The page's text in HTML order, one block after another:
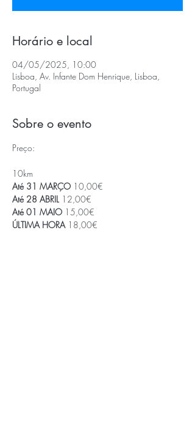
Horário e local
04/05/2025, 10:00
Lisboa, Av. Infante Dom Henrique, Lisboa,
Portugal
Sobre o evento
Preço:
10km
Até 31 MARÇO 10,00€
Até 28 ABRIL 12,00€
Até 01 MAIO 15,00€
ÚLTIMA HORA 18,00€